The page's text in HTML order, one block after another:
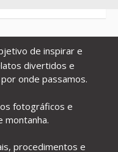
de inspirar e
divertidos e
onde passamos.
fotográficos e
montanha.
procedimentos e